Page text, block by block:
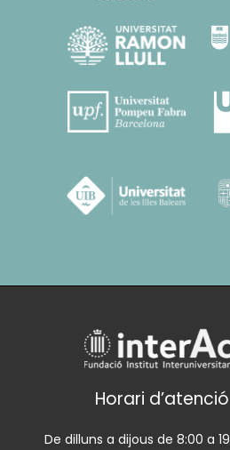
Horari
De dilluns a dijous de 8:00 a